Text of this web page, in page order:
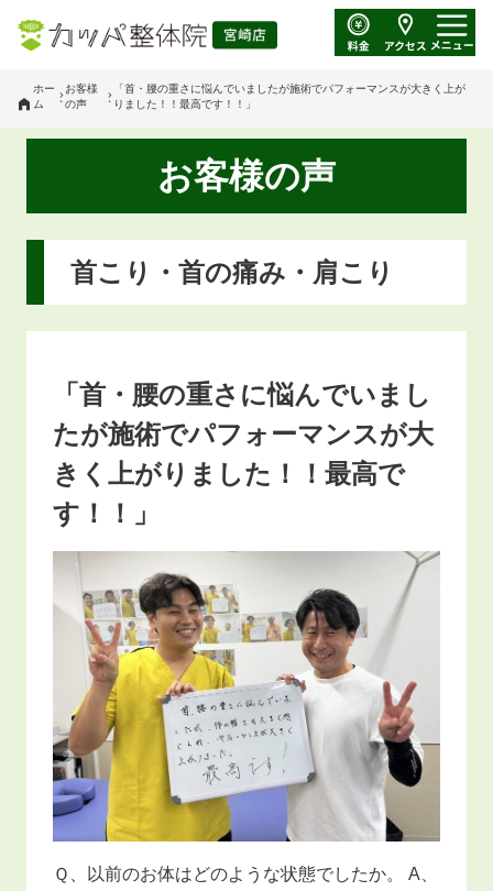
ホー
ム
お客様
の声
「首・腰の重さに悩んでいましたが施術でパフォーマンスが大きく上が
りました！！最高です！！」
お客様の声
首こり・首の痛み・肩こり
「首・腰の重さに悩んでいまし
たが施術でパフォーマンスが大
きく上がりました！！最高で
す！！」
Ｑ、以前のお体はどのような状態でしたか。 A、